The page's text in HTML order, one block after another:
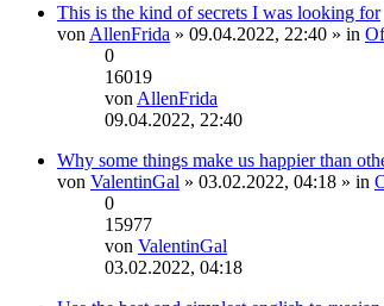
This is the kind of secrets I was looking for
von AllenFrida » 09.04.2022, 22:40 » in
0
16019
von AllenFrida
Neuester
09.04.2022, 22:40
Why some things make us happier than
von ValentinGal » 03.02.2022, 04:18 » in
0
15977
von ValentinGal
03.02.2022, 04:18